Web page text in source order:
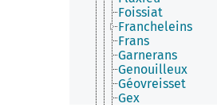
Foissiat
Francheleins
Frans
Garnerans
Genouilleux
Géovreisset
Gex